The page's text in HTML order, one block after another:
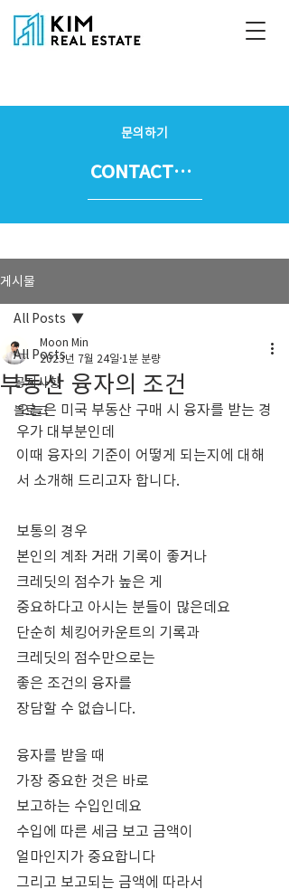
문의하기
CONTACT US
게시물
All Posts
공지사항
블로그
All Posts
부동산 융자의 조건
Moon Min
2023년 7월 24일 1분 분량
오늘은 미국 부동산 구매 시 융자를 받는 경
우가 대부분인데
이때 융자의 기준이 어떻게 되는지에 대해
서 소개해 드리고자 합니다.
보통의 경우
본인의 계좌 거래 기록이 좋거나
크레딧의 점수가 높은 게
중요하다고 아시는 분들이 많은데요
단순히 체킹어카운트의 기록과
크레딧의 점수만으로는
좋은 조건의 융자를
장담할 수 없습니다.
융자를 받을 때
가장 중요한 것은 바로
보고하는 수입인데요
수입에 따른 세금 보고 금액이
얼마인지가 중요합니다
그리고 보고되는 금액에 따라서